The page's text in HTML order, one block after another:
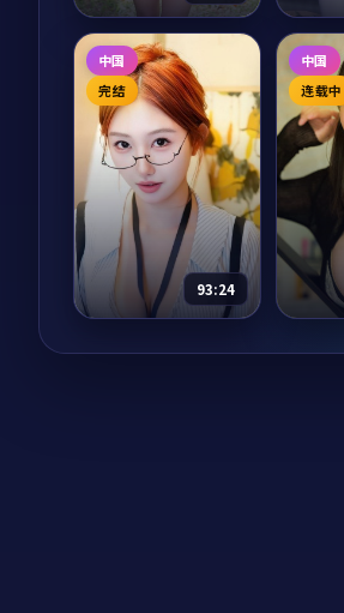
零号交锋·典藏
纪录片 2024
主演： 沈腾、易烊千
玺 等
零号交锋·典藏是一
部以爱情为核心的影
视作品，围绕危机、
反转与人物成长展
开，整体节奏紧凑，
值得推荐观看。
12,139 7.1 爱情
银翼
电视
主演：
银翼
漫为
品，
与人
体节
荐观看。
中国
完结
93:24
异境回声·典藏
中国
连载中
寒锋